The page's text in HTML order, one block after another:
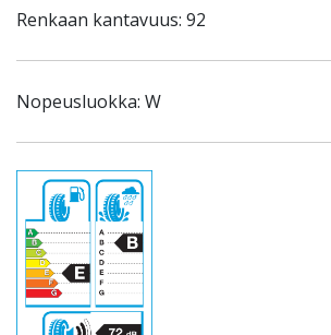
Renkaan kantavuus: 92
Nopeusluokka: W